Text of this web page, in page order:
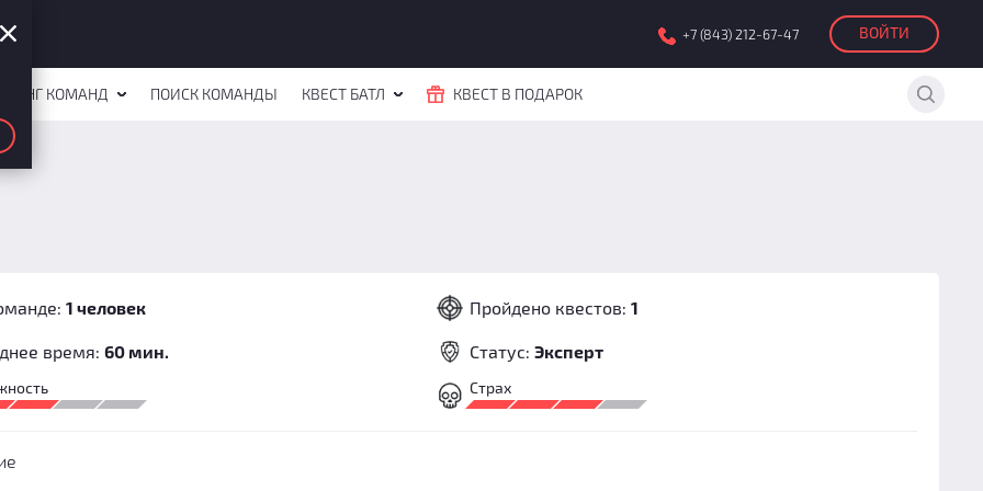
+7 (843) 212-67-47 ВОЙТИ
КОМАНД ПОИСК КОМАНДЫ КВЕСТ БАТЛ КВЕСТ В ПОДАРОК
1 человек Пройдено квестов:1
время:60 мин. Статус:Эксперт
Страх